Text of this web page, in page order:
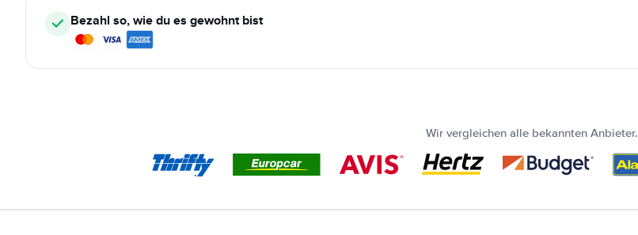
Bezahl so, wie du es gewohnt bist
Wir vergleichen alle bekannten Anbieter.